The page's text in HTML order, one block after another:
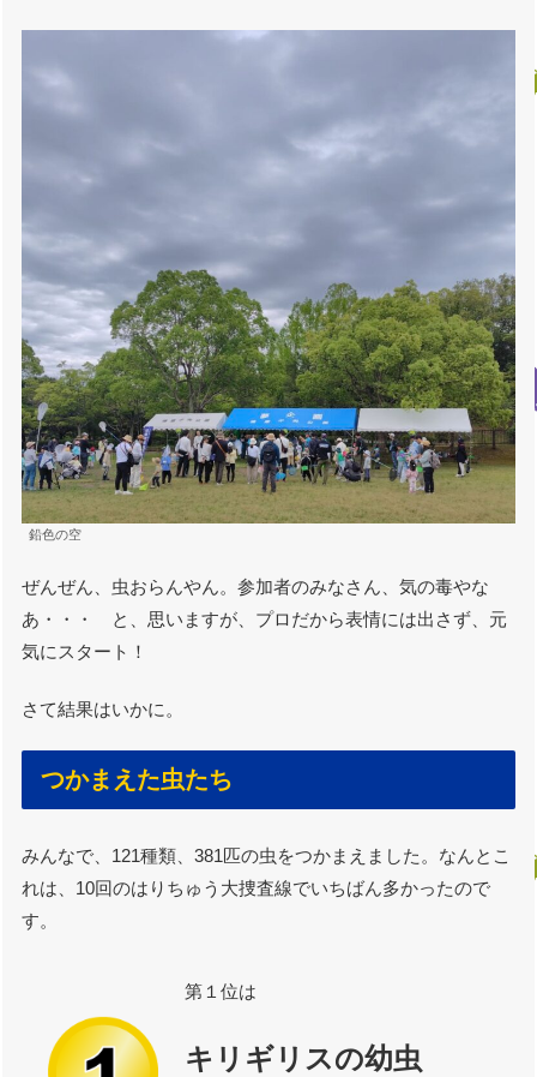
鉛色の空
ぜんぜん、虫おらんやん。参加者のみなさん、気の毒やな
あ・・・ と、思いますが、プロだから表情には出さず、元
気にスタート！
さて結果はいかに。
つかまえた虫たち
みんなで、121種類、381匹の虫をつかまえました。なんとこ
れは、10回のはりちゅう大捜査線でいちばん多かったので
す。
第１位は
キリギリスの幼虫